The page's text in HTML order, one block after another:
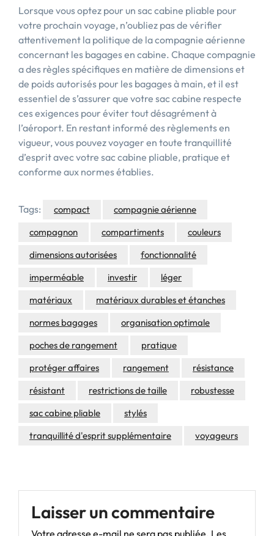
Lorsque vous optez pour un sac cabine pliable pour
votre prochain voyage, n’oubliez pas de vérifier
attentivement la politique de la compagnie aérienne
concernant les bagages en cabine. Chaque compagnie
a des règles spécifiques en matière de dimensions et
de poids autorisés pour les bagages à main, et il est
essentiel de s’assurer que votre sac cabine respecte
ces exigences pour éviter tout désagrément à
l’aéroport. En restant informé des règlements en
vigueur, vous pouvez voyager en toute tranquillité
d’esprit avec votre sac cabine pliable, pratique et
conforme aux normes établies.
Tags: compact
compagnie aérienne
compagnon
compartiments
couleurs
dimensions autorisées
fonctionnalité
imperméable
investir
léger
matériaux
matériaux durables et étanches
normes bagages
organisation optimale
poches de rangement
pratique
protéger affaires
rangement
résistance
résistant
restrictions de taille
robustesse
sac cabine pliable
stylés
tranquillité d'esprit supplémentaire
voyageurs
Laisser un commentaire
Votre adresse e-mail ne sera pas publiée. Les